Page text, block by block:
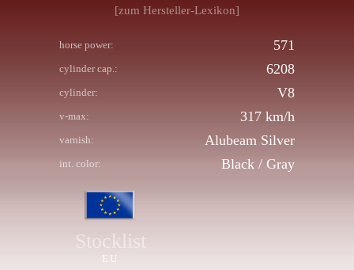
[zum Hersteller-Lexikon]
horse power: 571
cylinder cap.: 6208
cylinder: V8
v-max: 317 km/h
varnish: Alubeam Silver
int. color: Black / Gray
Stocklist
EU